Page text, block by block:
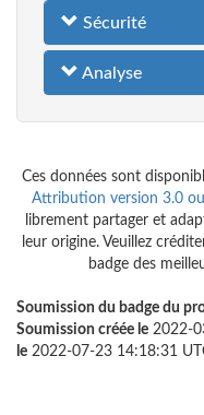
Sécurité
Analyse
Ces données sont
Attribution version 3.0
librement partager et
leur origine. Veuillez
badge des
Soumission du badge du
Soumission créée le 2022-
le 2022-07-23 14:18:31